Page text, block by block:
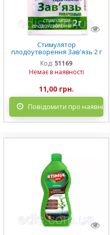
Стимулятор
плодоутворення Зав'язь 2 г
PROVENTUS®
Код: 51169
Немає в наявності
11,00 грн.
Повідомити про наявність